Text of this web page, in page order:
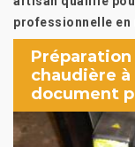
professionnelle en
chaudière
document